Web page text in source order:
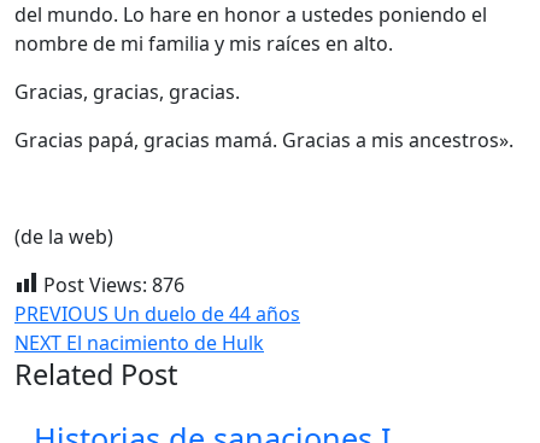
del mundo. Lo hare en honor a ustedes poniendo el
nombre de mi familia y mis raíces en alto.
Gracias, gracias, gracias.
Gracias papá, gracias mamá. Gracias a mis ancestros».
(de la web)
Post Views: 876
Navegación
de
entradas
PREVIOUS Entrada
anterior:
Un duelo de 44 años
NEXT Siguiente
entrada:
El nacimiento de Hulk
Related Post